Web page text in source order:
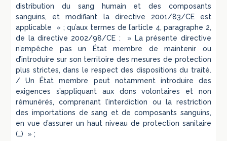
distribution du sang humain et des composants
sanguins, et modifiant la directive 2001/83/CE est
applicable » ; qu’aux termes de l’article 4, paragraphe 2,
de la directive 2002/98/CE : » La présente directive
n’empêche pas un État membre de maintenir ou
d’introduire sur son territoire des mesures de protection
plus strictes, dans le respect des dispositions du traité.
/ Un État membre peut notamment introduire des
exigences s’appliquant aux dons volontaires et non
rémunérés, comprenant l’interdiction ou la restriction
des importations de sang et de composants sanguins,
en vue d’assurer un haut niveau de protection sanitaire
(…) » ;